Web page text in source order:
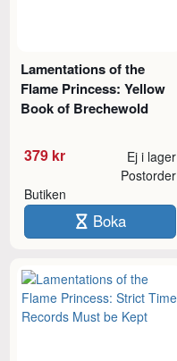
Lamentations of the
Flame Princess: Yellow
Book of Brechewold
379 kr Ej i lager
Butiken
Postorder
Boka